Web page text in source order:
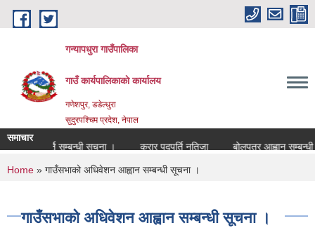
Skip to main content
गन्यापधुरा गाउँपालिका
गाउँ कार्यपालिकाकाे कार्यालय
गणेशपुर, डडेल्धुरा
सुदुरपश्चिम प्रदेश, नेपाल
समाचार
पदपुर्ति सम्बन्धी सुचना ।
करार पदपुर्ति नतिजा बोलपत्र आह्वान सम्बन्धी
You are here
Home » गाउँसभाको अधिवेशन आह्वान सम्बन्धी सूचना ।
गाउँसभाको अधिवेशन आह्वान सम्बन्धी सूचना ।